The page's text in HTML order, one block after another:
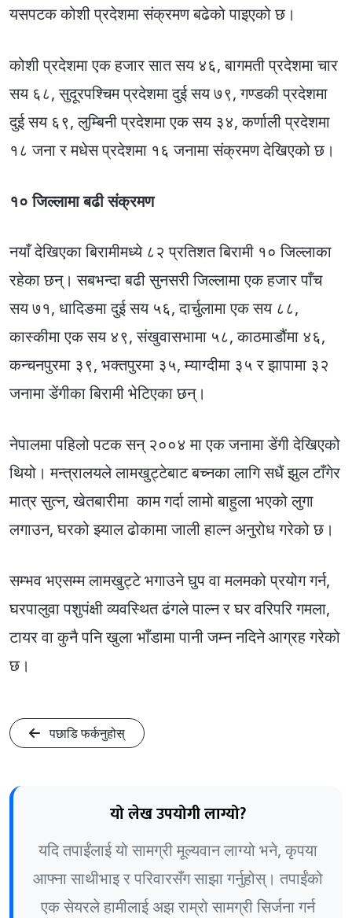
यसपटक कोशी प्रदेशमा संक्रमण बढेको पाइएको छ।
कोशी प्रदेशमा एक हजार सात सय ४६, बागमती प्रदेशमा चार
सय ६८, सुदूरपश्चिम प्रदेशमा दुई सय ७९, गण्डकी प्रदेशमा
दुई सय ६९, लुम्बिनी प्रदेशमा एक सय ३४, कर्णाली प्रदेशमा
१८ जना र मधेस प्रदेशमा १६ जनामा संक्रमण देखिएको छ।
१० जिल्लामा बढी संक्रमण
नयाँ देखिएका बिरामीमध्ये ८२ प्रतिशत बिरामी १० जिल्लाका
रहेका छन्। सबभन्दा बढी सुनसरी जिल्लामा एक हजार पाँच
सय ७१, धादिङमा दुई सय ५६, दार्चुलामा एक सय ८८,
कास्कीमा एक सय ४९, संखुवासभामा ५८, काठमाडौंमा ४६,
कन्चनपुरमा ३९, भक्तपुरमा ३५, म्याग्दीमा ३५ र झापामा ३२
जनामा डेंगीका बिरामी भेटिएका छन्।
नेपालमा पहिलो पटक सन् २००४ मा एक जनामा डेंगी देखिएको
थियो। मन्त्रालयले लामखुट्टेबाट बच्नका लागि सधैं झुल टाँगेर
मात्र सुत्न, खेतबारीमा काम गर्दा लामो बाहुला भएको लुगा
लगाउन, घरको झ्याल ढोकामा जाली हाल्न अनुरोध गरेको छ।
सम्भव भएसम्म लामखुट्टे भगाउने घुप वा मलमको प्रयोग गर्न,
घरपालुवा पशुपंक्षी व्यवस्थित ढंगले पाल्न र घर वरिपरि गमला,
टायर वा कुनै पनि खुला भाँडामा पानी जम्न नदिने आग्रह गरेको
छ।
पछाडि फर्कनुहोस्
यो लेख उपयोगी लाग्यो?
यदि तपाईंलाई यो सामग्री मूल्यवान लाग्यो भने, कृपया
आफ्ना साथीभाइ र परिवारसँग साझा गर्नुहोस्। तपाईंको
एक सेयरले हामीलाई अझ राम्रो सामग्री सिर्जना गर्न